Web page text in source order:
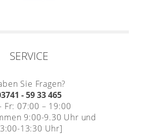
SERVICE
Sie Fragen?
- 59 33 465
Fr: 07:00 – 19:00
9:00-9.30 Uhr und
13:30 Uhr]